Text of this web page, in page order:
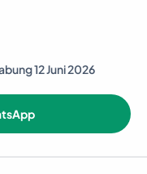
12 Juni 2026